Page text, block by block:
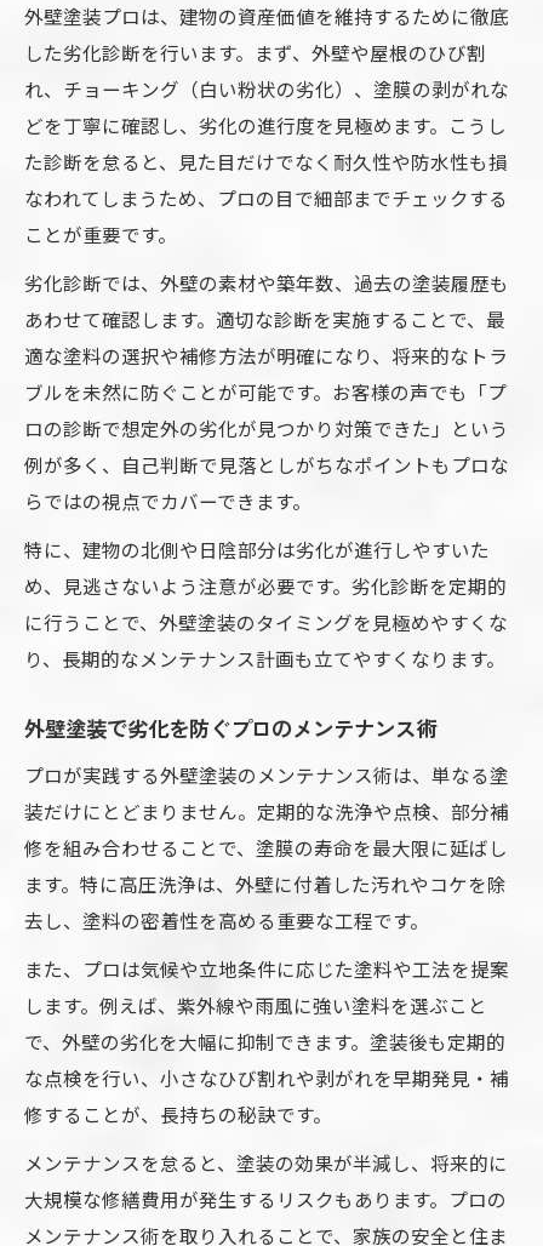
外壁塗装プロは、建物の資産価値を維持するために徹底
した劣化診断を行います。まず、外壁や屋根のひび割
れ、チョーキング（白い粉状の劣化）、塗膜の剥がれな
どを丁寧に確認し、劣化の進行度を見極めます。こうし
た診断を怠ると、見た目だけでなく耐久性や防水性も損
なわれてしまうため、プロの目で細部までチェックする
ことが重要です。
劣化診断では、外壁の素材や築年数、過去の塗装履歴も
あわせて確認します。適切な診断を実施することで、最
適な塗料の選択や補修方法が明確になり、将来的なトラ
ブルを未然に防ぐことが可能です。お客様の声でも「プ
ロの診断で想定外の劣化が見つかり対策できた」という
例が多く、自己判断で見落としがちなポイントもプロな
らではの視点でカバーできます。
特に、建物の北側や日陰部分は劣化が進行しやすいた
め、見逃さないよう注意が必要です。劣化診断を定期的
に行うことで、外壁塗装のタイミングを見極めやすくな
り、長期的なメンテナンス計画も立てやすくなります。
外壁塗装で劣化を防ぐプロのメンテナンス術
プロが実践する外壁塗装のメンテナンス術は、単なる塗
装だけにとどまりません。定期的な洗浄や点検、部分補
修を組み合わせることで、塗膜の寿命を最大限に延ばし
ます。特に高圧洗浄は、外壁に付着した汚れやコケを除
去し、塗料の密着性を高める重要な工程です。
また、プロは気候や立地条件に応じた塗料や工法を提案
します。例えば、紫外線や雨風に強い塗料を選ぶこと
で、外壁の劣化を大幅に抑制できます。塗装後も定期的
な点検を行い、小さなひび割れや剥がれを早期発見・補
修することが、長持ちの秘訣です。
メンテナンスを怠ると、塗装の効果が半減し、将来的に
大規模な修繕費用が発生するリスクもあります。プロの
メンテナンス術を取り入れることで、家族の安全と住ま